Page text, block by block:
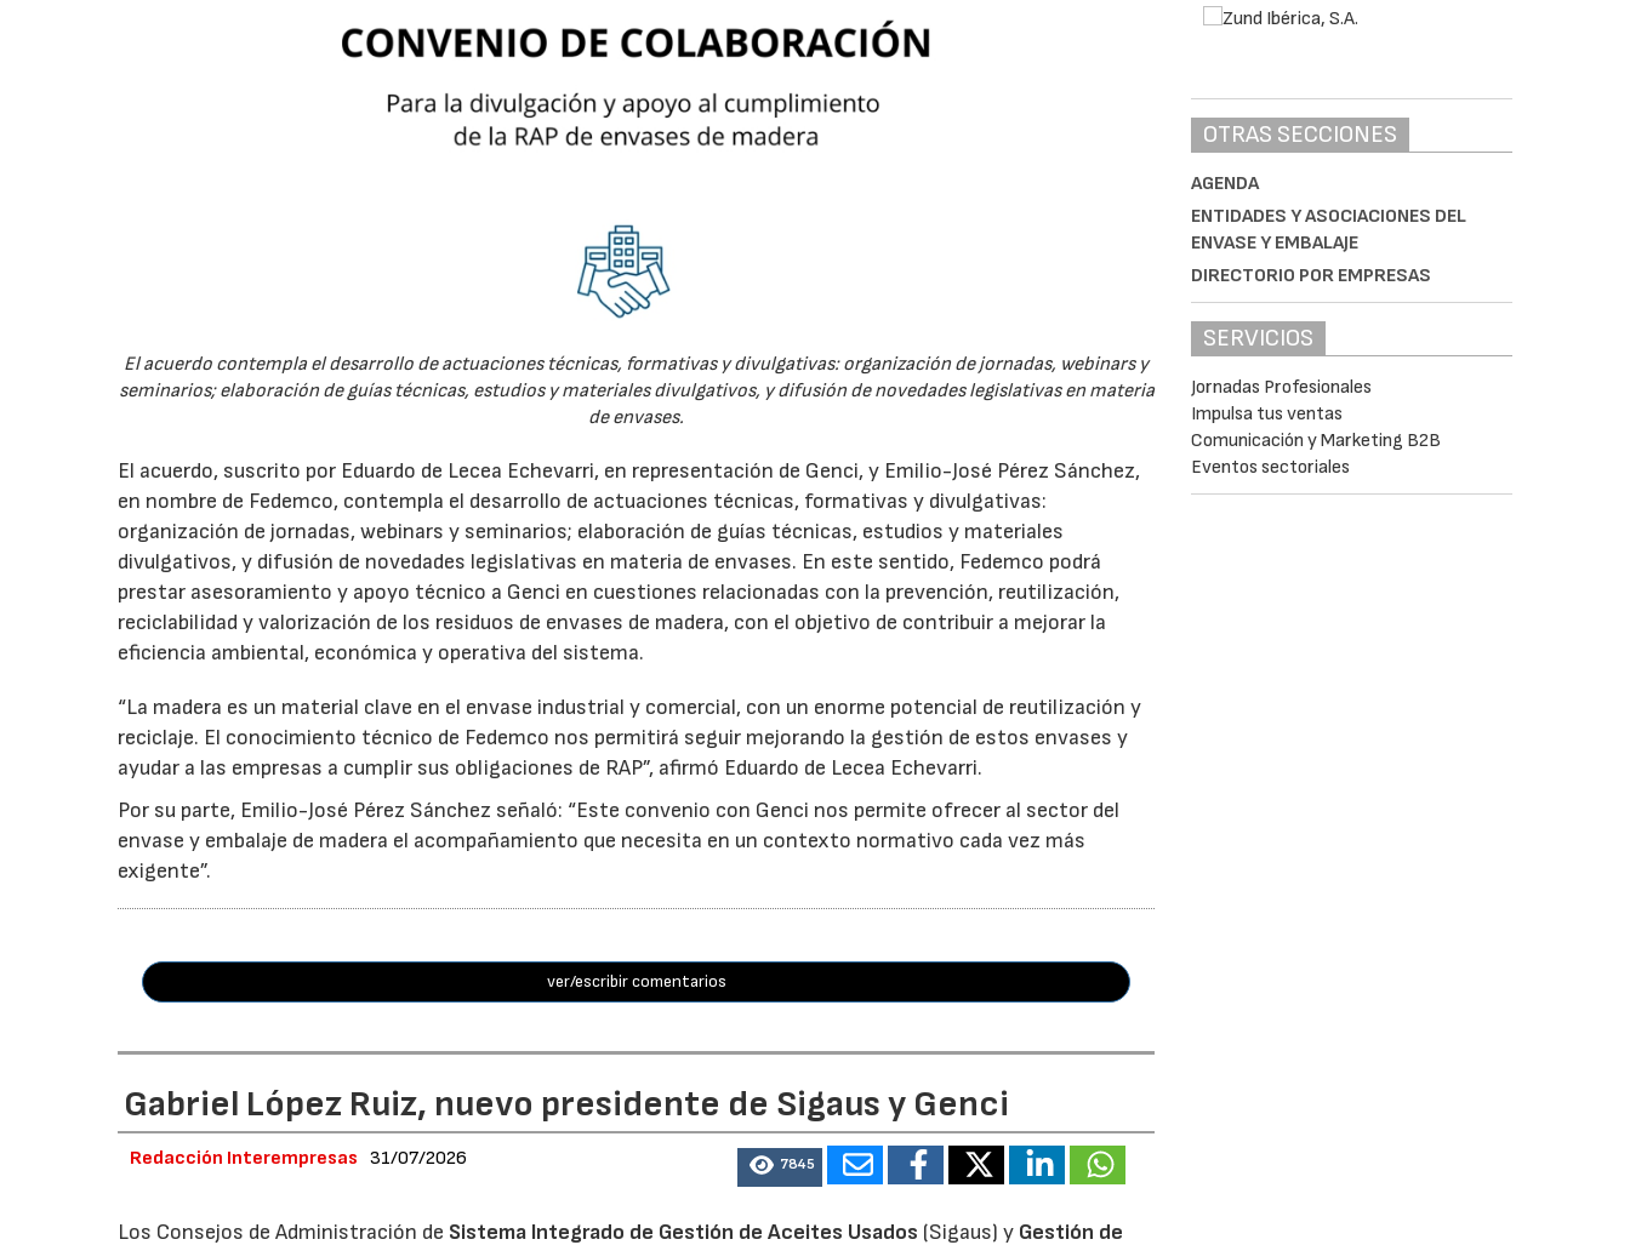
El acuerdo contempla el desarrollo de actuaciones técnicas, formativas y divulgativas: organización de jornadas, webinars y
seminarios; elaboración de guías técnicas, estudios y materiales divulgativos, y difusión de novedades legislativas en materia
de envases.
El acuerdo, suscrito por Eduardo de Lecea Echevarri, en representación de Genci, y Emilio-José Pérez Sánchez,
en nombre de Fedemco, contempla el desarrollo de actuaciones técnicas, formativas y divulgativas:
organización de jornadas, webinars y seminarios; elaboración de guías técnicas, estudios y materiales
divulgativos, y difusión de novedades legislativas en materia de envases. En este sentido, Fedemco podrá
prestar asesoramiento y apoyo técnico a Genci en cuestiones relacionadas con la prevención, reutilización,
reciclabilidad y valorización de los residuos de envases de madera, con el objetivo de contribuir a mejorar la
eficiencia ambiental, económica y operativa del sistema.
“La madera es un material clave en el envase industrial y comercial, con un enorme potencial de reutilización y
reciclaje. El conocimiento técnico de Fedemco nos permitirá seguir mejorando la gestión de estos envases y
ayudar a las empresas a cumplir sus obligaciones de RAP”, afirmó Eduardo de Lecea Echevarri.
Por su parte, Emilio-José Pérez Sánchez señaló: “Este convenio con Genci nos permite ofrecer al sector del
envase y embalaje de madera el acompañamiento que necesita en un contexto normativo cada vez más
exigente”.
ver/escribir comentarios
Gabriel López Ruiz, nuevo presidente de Sigaus y Genci
Redacción Interempresas 31/07/2026 7845
Los Consejos de Administración de Sistema Integrado de Gestión de Aceites Usados (Sigaus) y Gestión de
OTRAS SECCIONES
AGENDA
ENTIDADES Y ASOCIACIONES DEL
ENVASE Y EMBALAJE
DIRECTORIO POR EMPRESAS
SERVICIOS
Jornadas Profesionales
Impulsa tus ventas
Comunicación y Marketing B2B
Eventos sectoriales